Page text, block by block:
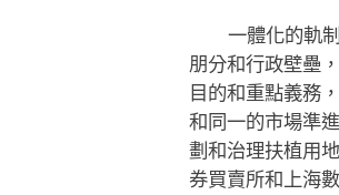
一體化的軌
朋分和行政壁壘
目的和重點義務
和同一的市場準
劃和治理扶植用
券買賣所和上海